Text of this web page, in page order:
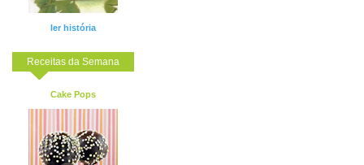
ler história
Receitas da Semana
Cake Pops